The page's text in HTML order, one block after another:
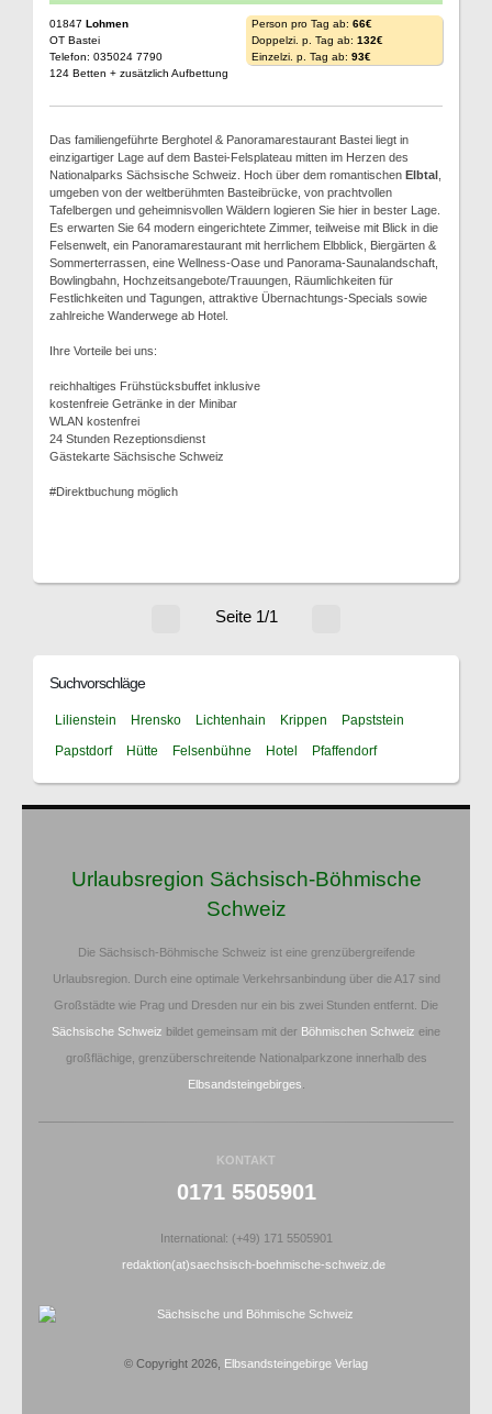
01847 Lohmen
OT Bastei
Telefon: 035024 7790
124 Betten + zusätzlich Aufbettung
Person pro Tag ab: 66€
Doppelzi. p. Tag ab: 132€
Einzelzi. p. Tag ab: 93€
Das familiengeführte Berghotel & Panoramarestaurant Bastei liegt in
einzigartiger Lage auf dem Bastei-Felsplateau mitten im Herzen des
Nationalparks Sächsische Schweiz. Hoch über dem romantischen Elbtal
umgeben von der weltberühmten Basteibrücke, von prachtvollen
Tafelbergen und geheimnisvollen Wäldern logieren Sie hier in bester Lage.
Es erwarten Sie 64 modern eingerichtete Zimmer, teilweise mit Blick in die
Felsenwelt, ein Panoramarestaurant mit herrlichem Elbblick, Biergärten &
Sommerterrassen, eine Wellness-Oase und Panorama-Saunalandschaft,
Bowlingbahn, Hochzeitsangebote/Trauungen, Räumlichkeiten für
Festlichkeiten und Tagungen, attraktive Übernachtungs-Specials sowie
zahlreiche Wanderwege ab Hotel.
Ihre Vorteile bei uns:
reichhaltiges Frühstücksbuffet inklusive
kostenfreie Getränke in der Minibar
WLAN kostenfrei
24 Stunden Rezeptionsdienst
Gästekarte Sächsische Schweiz
#Direktbuchung möglich
Seite 1/1
Suchvorschläge
Lilienstein Hrensko Lichtenhain Krippen
Papststein
Papstdorf
Hütte Felsenbühne Hotel Pfaffendorf
Urlaubsregion Sächsisch-Böhmische
Schweiz
Die Sächsisch-Böhmische Schweiz ist eine grenzübergreifende
Urlaubsregion. Durch eine optimale Verkehrsanbindung über die A17 sind
Großstädte wie Prag und Dresden nur ein bis zwei Stunden entfernt. Die
Sächsische Schweiz bildet gemeinsam mit der Böhmischen Schweiz eine
großflächige, grenzüberschreitende Nationalparkzone innerhalb des
Elbsandsteingebirges
KONTAKT
0171 5505901
International: (+49) 171 5505901
redaktion(at)saechsisch-boehmische-schweiz.de
© Copyright 2026, Elbsandsteingebirge Verlag